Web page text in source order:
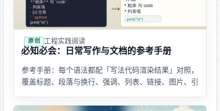
原创 工程实践· 阅读
Markdown 必知必会：日常写作与文档的参考手册
Markdown 参考手册：每个语法都配「写法代码 + 渲染结果」对照，
覆盖标题、段落与换行、强调、列表、链接、图片、引
与进阶语法，附平台差异、工程实践、lint 校验和一页速查